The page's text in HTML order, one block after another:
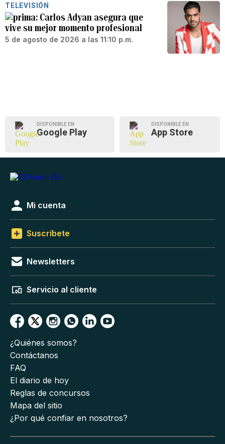
TELEVISIÓN
Carlos Adyan asegura que
vive su mejor momento profesional
5 de agosto de 2026 a las 11:10 p.m.
DISPONIBLE EN
Google Play
DISPONIBLE EN
App Store
Mi cuenta
Suscríbete
Newsletters
Servicio al cliente
¿Quiénes somos?
Contáctanos
FAQ
El diario de hoy
Reglas de concursos
Mapa del sitio
¿Por qué confiar en nosotros?